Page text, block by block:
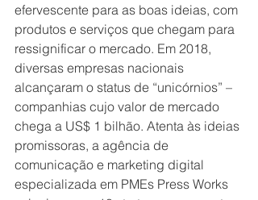
efervescente para as boas ideias, com
produtos e serviços que chegam para
ressignificar o mercado. Em 2018,
diversas empresas nacionais
alcançaram o status de “unicórnios” –
companhias cujo valor de mercado
chega a US$ 1 bilhão. Atenta às ideias
promissoras, a agência de
comunicação e marketing digital
especializada em PMEs Press Works